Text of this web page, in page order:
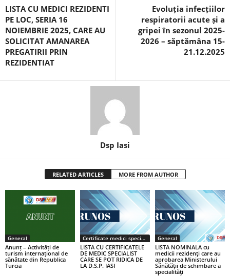
LISTA CU MEDICI REZIDENTI
PE LOC, SERIA 16
NOIEMBRIE 2025, CARE AU
SOLICITAT AMANAREA
PREGATIRII PRIN
REZIDENTIAT
Evoluția infecțiilor
respiratorii acute și a
gripei în sezonul 2025-
2026 – săptămâna 15-
21.12.2025
Dsp Iasi
RELATED ARTICLES MORE FROM AUTHOR
General
Anunț – Activități de
turism internațional de
sănătate din Republica
Turcia
Certificate medici specialiști / primari
LISTA CU CERTIFICATELE
DE MEDIC SPECIALIST
CARE SE POT RIDICA DE
LA D.S.P. IASI
General
LISTA NOMINALA cu
medicii rezidenţi care au
aprobarea Ministerului
Sănătăţii de schimbare a
specialităţi